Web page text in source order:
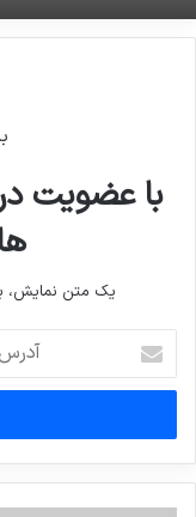
با عضویت در
یک متن نمایش،
ایمیل
خود
وارد
کنید